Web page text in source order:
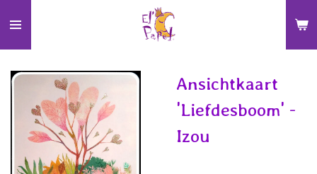
direct
naar
de
hoofdinhoud
Ansichtkaart
'Liefdesboom' -
Izou